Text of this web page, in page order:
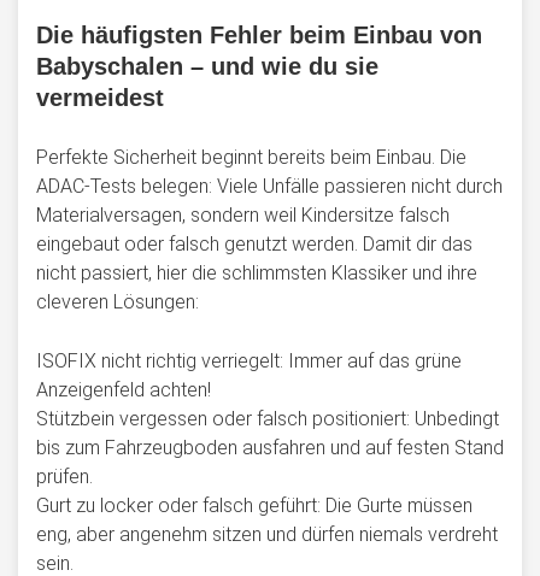
Die häufigsten Fehler beim Einbau von
Babyschalen – und wie du sie
vermeidest
Perfekte Sicherheit beginnt bereits beim Einbau. Die
ADAC-Tests belegen: Viele Unfälle passieren nicht durch
Materialversagen, sondern weil Kindersitze falsch
eingebaut oder falsch genutzt werden. Damit dir das
nicht passiert, hier die schlimmsten Klassiker und ihre
cleveren Lösungen:
ISOFIX nicht richtig verriegelt: Immer auf das grüne
Anzeigenfeld achten!
Stützbein vergessen oder falsch positioniert: Unbedingt
bis zum Fahrzeugboden ausfahren und auf festen Stand
prüfen.
Gurt zu locker oder falsch geführt: Die Gurte müssen
eng, aber angenehm sitzen und dürfen niemals verdreht
sein.